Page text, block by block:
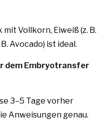
Vollkorn, Eiweiß (z. B.
Avocado) ist ideal.
dem Embryotransfer
3–5 Tage vorher
Anweisungen genau.